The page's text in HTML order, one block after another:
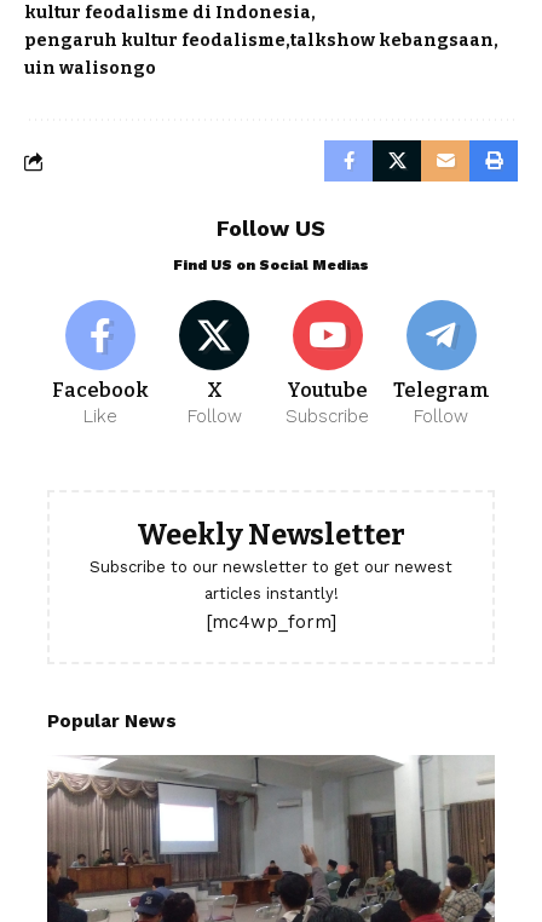
kultur feodalisme di Indonesia
pengaruh kultur feodalisme talkshow kebangsaan
uin walisongo
Follow US
Find US on Social Medias
Facebook
Like
X
Follow
Youtube
Subscribe
Telegram
Follow
Weekly Newsletter
Subscribe to our newsletter to get our newest
articles instantly!
[mc4wp_form]
Popular News